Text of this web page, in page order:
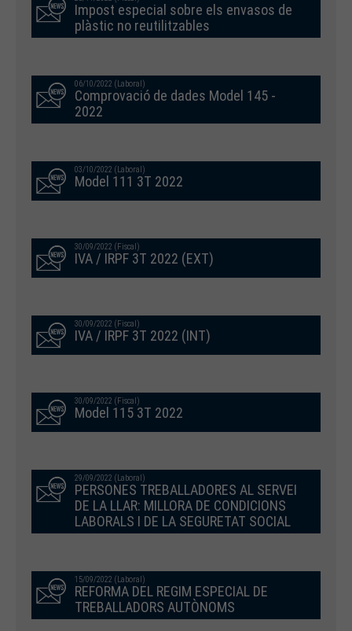
Impost especial sobre els envasos de
plàstic no reutilitzables
06/10/2022 (Laboral)
Comprovació de dades Model 145 -
2022
03/10/2022 (Laboral)
Model 111 3T 2022
30/09/2022 (Fiscal)
IVA / IRPF 3T 2022 (EXT)
30/09/2022 (Fiscal)
IVA / IRPF 3T 2022 (INT)
30/09/2022 (Fiscal)
Model 115 3T 2022
29/09/2022 (Laboral)
PERSONES TREBALLADORES AL SERVEI
DE LA LLAR: MILLORA DE CONDICIONS
LABORALS I DE LA SEGURETAT SOCIAL
15/09/2022 (Laboral)
REFORMA DEL REGIM ESPECIAL DE
TREBALLADORS AUTÒNOMS